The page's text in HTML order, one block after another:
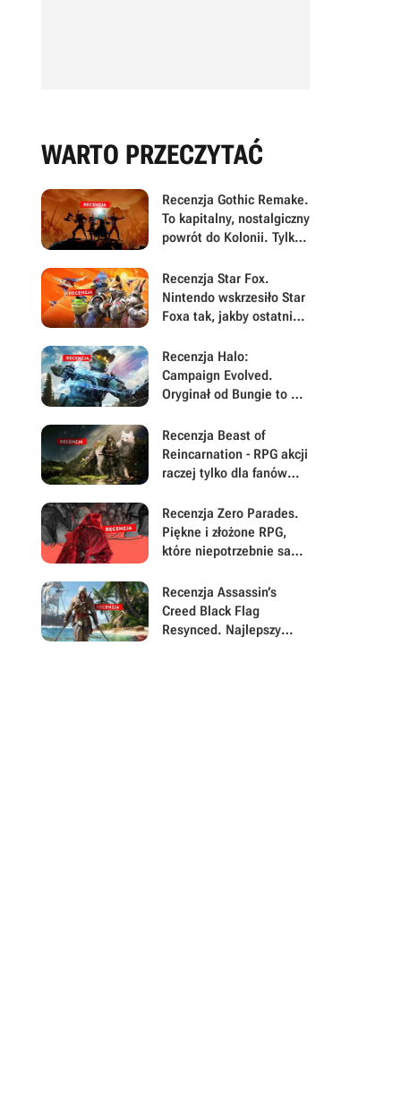
WARTO PRZECZYTAĆ
Recenzja Gothic Remake.
To kapitalny, nostalgiczny
powrót do Kolonii. Tylko
pełni świętować
Recenzja Star Fox.
Nintendo wskrzesiło Star
Foxa tak, jakby ostatnie
nie wydarzyło
Recenzja Halo:
Campaign Evolved.
Oryginał od Bungie to w
gra, ale Halo Studios jej
chyba nie rozumie
Recenzja Beast of
Reincarnation - RPG akcji
raczej tylko dla fanów
połowie twórcy
zapomnieli o największej
sile swojej gry
Recenzja Zero Parades.
Piękne i złożone RPG,
które niepotrzebnie samo
Recenzja Assassin’s
Creed Black Flag
Resynced. Najlepszy